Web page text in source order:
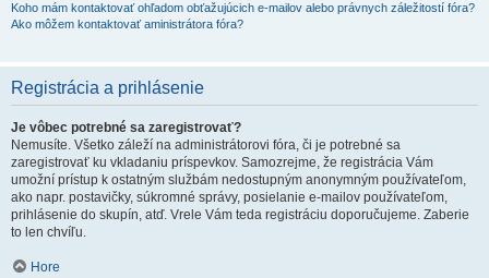
Koho mám kontaktovať ohľadom obťažujúcich e-mailov alebo právnych záležitostí fóra?
Ako môžem kontaktovať aministrátora fóra?
Registrácia a prihlásenie
Je vôbec potrebné sa zaregistrovať?
Nemusíte. Všetko záleží na administrátorovi fóra, či je potrebné sa
zaregistrovať ku vkladaniu príspevkov. Samozrejme, že registrácia Vám
umožní prístup k ostatným službám nedostupným anonymným používateľom,
ako napr. postavičky, súkromné správy, posielanie e-mailov používateľom,
prihlásenie do skupín, atď. Vrele Vám teda registráciu doporučujeme. Zaberie
to len chvíľu.
Hore